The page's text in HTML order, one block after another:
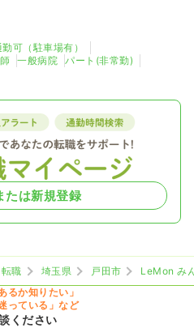
可（駐車場有）
一般病院
パート(非常勤)
たは新規登録
職 埼玉県 戸田市
LeMon み
るか知りたい」
っている」など
ください